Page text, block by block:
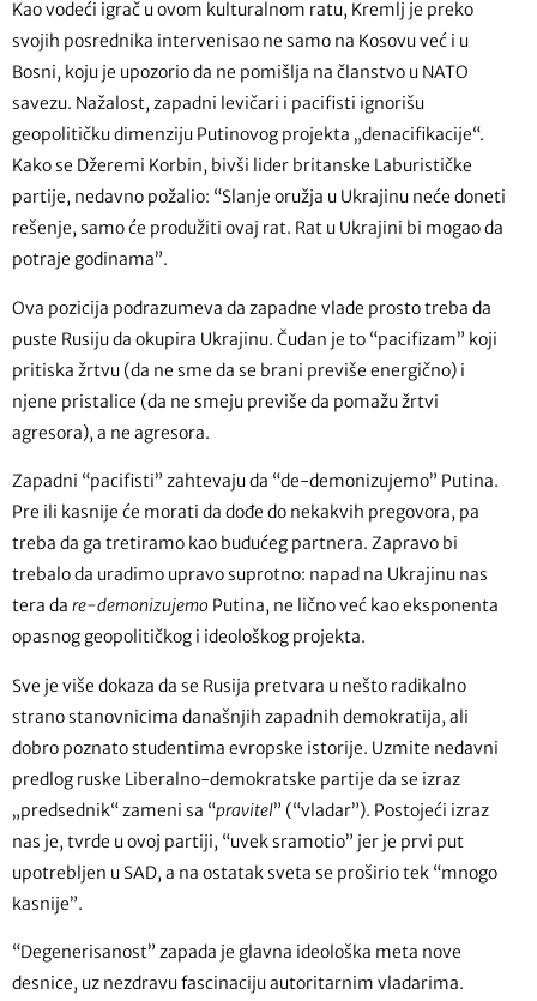
Kao vodeći igrač u ovom kulturalnom ratu, Kremlj je preko
svojih posrednika intervenisao ne samo na Kosovu već i u
Bosni, koju je upozorio da ne pomišlja na članstvo u NATO
savezu. Nažalost, zapadni levičari i pacifisti ignorišu
geopolitičku dimenziju Putinovog projekta „denacifikacije“.
Kako se Džeremi Korbin, bivši lider britanske Laburističke
partije, nedavno požalio: “Slanje oružja u Ukrajinu neće doneti
rešenje, samo će produžiti ovaj rat. Rat u Ukrajini bi mogao da
potraje godinama”.
Ova pozicija podrazumeva da zapadne vlade prosto treba da
puste Rusiju da okupira Ukrajinu. Čudan je to “pacifizam” koji
pritiska žrtvu (da ne sme da se brani previše energično) i
njene pristalice (da ne smeju previše da pomažu žrtvi
agresora), a ne agresora.
Zapadni “pacifisti” zahtevaju da “de-demonizujemo” Putina.
Pre ili kasnije će morati da dođe do nekakvih pregovora, pa
treba da ga tretiramo kao budućeg partnera. Zapravo bi
trebalo da uradimo upravo suprotno: napad na Ukrajinu nas
tera da re-demonizujemo Putina, ne lično već kao eksponenta
opasnog geopolitičkog i ideološkog projekta.
Sve je više dokaza da se Rusija pretvara u nešto radikalno
strano stanovnicima današnjih zapadnih demokratija, ali
dobro poznato studentima evropske istorije. Uzmite nedavni
predlog ruske Liberalno-demokratske partije da se izraz
„predsednik“ zameni sa “pravitel” (“vladar”). Postojeći izraz
nas je, tvrde u ovoj partiji, “uvek sramotio” jer je prvi put
upotrebljen u SAD, a na ostatak sveta se proširio tek “mnogo
kasnije”.
“Degenerisanost” zapada je glavna ideološka meta nove
desnice, uz nezdravu fascinaciju autoritarnim vladarima.